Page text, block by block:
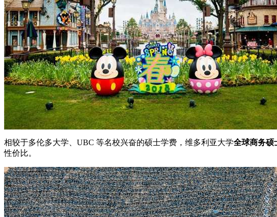
相较于多伦多大学、UBC 等名校兴奋的硕士学费，维多利亚大学全球商务硕
性价比。